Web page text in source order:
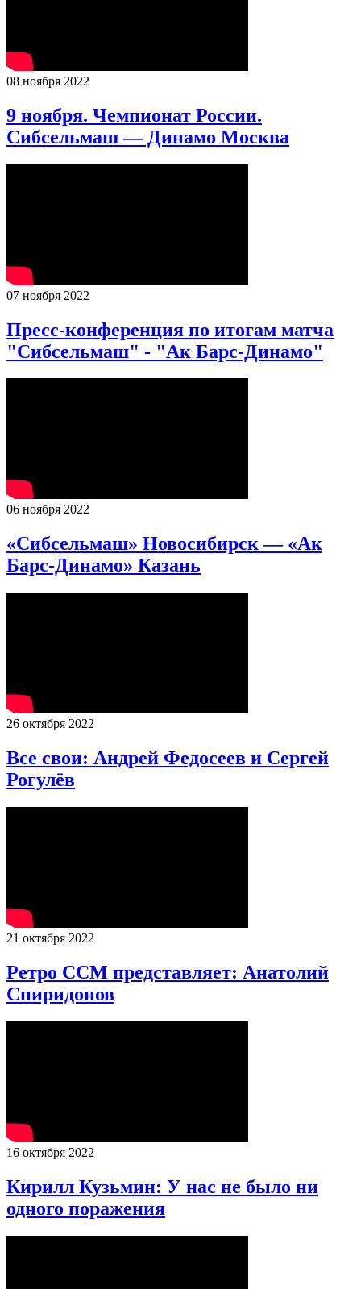
08 ноября 2022
9 ноября. Чемпионат России.
Сибсельмаш — Динамо Москва
07 ноября 2022
Пресс-конференция по итогам матча
"Сибсельмаш" - "Ак Барс-Динамо"
06 ноября 2022
«Сибсельмаш» Новосибирск — «Ак
Барс-Динамо» Казань
26 октября 2022
Все свои: Андрей Федосеев и Сергей
Рогулёв
21 октября 2022
Ретро ССМ представляет: Анатолий
Спиридонов
16 октября 2022
Кирилл Кузьмин: У нас не было ни
одного поражения